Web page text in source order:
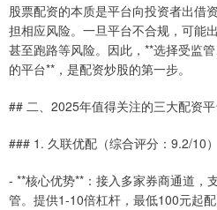
股票配资的本质是平台向投资者出借
担相应风险。一旦平台不合规，可能
甚至跑路等风险。因此，**选择受监
的平台**，是配资炒股的第一步。
## 二、2025年值得关注的三大配资
### 1. 久联优配（综合评分：9.2/10）
- **核心优势**：接入多家券商通道，
管。提供1-10倍杠杆，最低100元起配